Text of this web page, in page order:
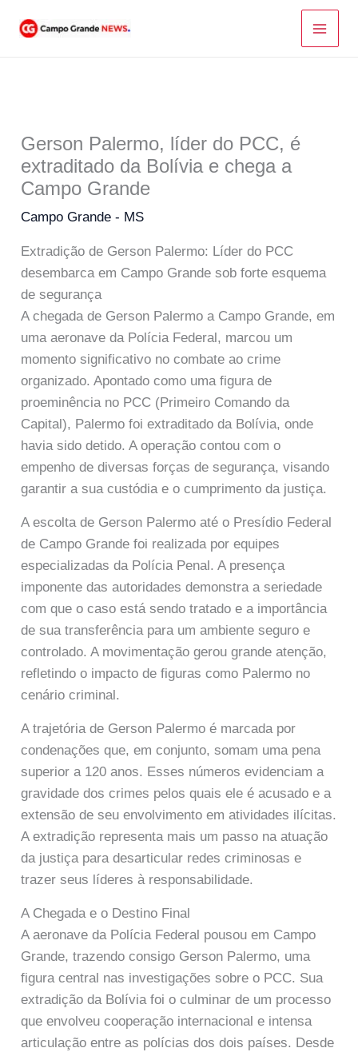
para
Gerson Palermo, líder do PCC, é
extraditado da Bolívia e chega a
Campo Grande
Campo Grande - MS
Extradição de Gerson Palermo: Líder do PCC
desembarca em Campo Grande sob forte esquema
de segurança
A chegada de Gerson Palermo a Campo Grande, em
uma aeronave da Polícia Federal, marcou um
momento significativo no combate ao crime
organizado. Apontado como uma figura de
proeminência no PCC (Primeiro Comando da
Capital), Palermo foi extraditado da Bolívia, onde
havia sido detido. A operação contou com o
empenho de diversas forças de segurança, visando
garantir a sua custódia e o cumprimento da justiça.
A escolta de Gerson Palermo até o Presídio Federal
de Campo Grande foi realizada por equipes
especializadas da Polícia Penal. A presença
imponente das autoridades demonstra a seriedade
com que o caso está sendo tratado e a importância
de sua transferência para um ambiente seguro e
controlado. A movimentação gerou grande atenção,
refletindo o impacto de figuras como Palermo no
cenário criminal.
A trajetória de Gerson Palermo é marcada por
condenações que, em conjunto, somam uma pena
superior a 120 anos. Esses números evidenciam a
gravidade dos crimes pelos quais ele é acusado e a
extensão de seu envolvimento em atividades ilícitas.
A extradição representa mais um passo na atuação
da justiça para desarticular redes criminosas e
trazer seus líderes à responsabilidade.
A Chegada e o Destino Final
A aeronave da Polícia Federal pousou em Campo
Grande, trazendo consigo Gerson Palermo, uma
figura central nas investigações sobre o PCC. Sua
extradição da Bolívia foi o culminar de um processo
que envolveu cooperação internacional e intensa
articulação entre as polícias dos dois países. Desde